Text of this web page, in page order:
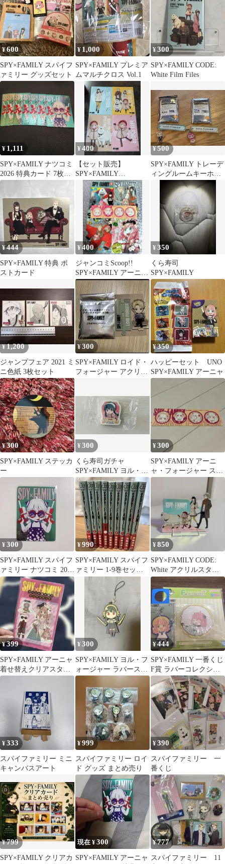
¥600
SPY×FAMILY スパイフ
ァミリー グッズセット
¥ 1,000
SPY×FAMILY プレミア
ムマルチクロス Vol.1
¥300
SPY×FAMILY CODE:
White Film Files
¥ 1,111
SPY×FAMILY ナツコミ
2026 特典カード 7枚セ
ット
¥400
【セット販売】
SPY×FAMILY
CODE:White コラボ ク
リアファイル
¥500
SPY×FAMILY トレーデ
ィングルームキーホル
ダー ロイド アーニャ
¥444
SPY×FAMILY 特典 ポ
ストカード
¥400
ジャンコミScoop!!
SPY×FAMILY アーニャ
ステッカー
¥350
くら寿司
SPY×FAMILY
¥1,200
ジャンプフェア 2021 ミ
ニ色紙 3枚セット
¥300
SPY×FAMILY ロイド・
フォージャー アクリル
¥350
ハッピーセット UNO
SPY×FAMILY アーニャ
¥300
SPY×FAMILY ステッカ
ー
¥300
くら寿司ガチャ
SPY×FAMILY ヨル・フ
ォージャー 消しゴム
¥300
SPY×FAMILY アーニ
ャ・フォージャー ステ
ッカー
¥300
SPY×FAMILY スパイフ
ァミリー ナツコミ 2026
メタキラカード
¥990
SPY×FAMILY スパイフ
ァミリー 1-9巻セット
遠藤達哉 集英社
¥850
SPY×FAMILY CODE:
White アクリルスタン
ド
¥399
SPY×FAMILY アーニャ
着せ替えクリアスタン
ド
¥300
SPY×FAMILY ヨル・フ
ォージャー ラバースト
ラップ
¥444
SPY×FAMILY 一番くじ
F賞 ラバーコレクショ
ン 1個 ゲーセン景品
¥333
スパイファミリー ミニ
キャンバスアート
¥999
スパイファミリー ロイ
ド グッズ まとめ売り
¥390
スパイファミリー 一
番くじ
¥799
SPY×FAMILY クリアカ
現在 ¥300
SPY×FAMILY アーニャ
¥777
スパイファミリー 11